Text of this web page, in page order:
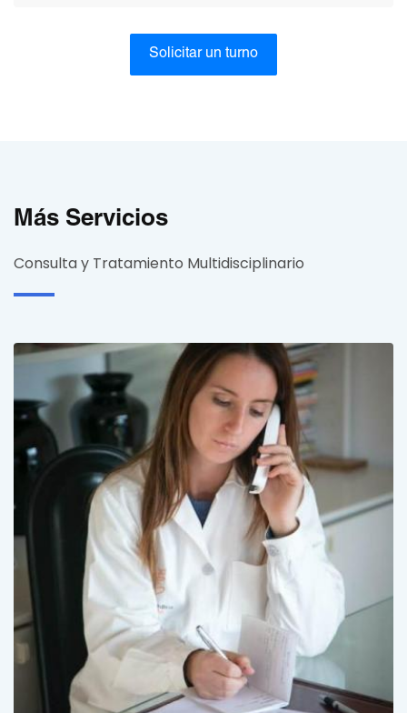
Solicitar un turno
Más Servicios
Consulta y Tratamiento Multidisciplinario